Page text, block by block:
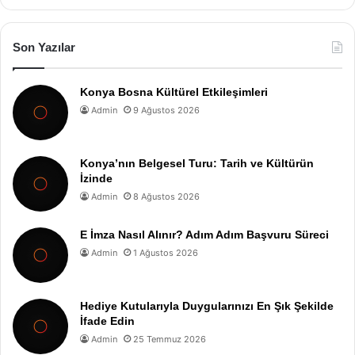
Son Yazılar
Konya Bosna Kültürel Etkileşimleri
Admin 9 Ağustos 2026
Konya’nın Belgesel Turu: Tarih ve Kültürün
İzinde
Admin 8 Ağustos 2026
E İmza Nasıl Alınır? Adım Adım Başvuru Süreci
Admin 1 Ağustos 2026
Hediye Kutularıyla Duygularınızı En Şık Şekilde
İfade Edin
Admin 25 Temmuz 2026